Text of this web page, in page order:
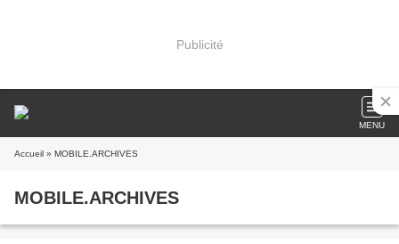
Publicité
MENU
Accueil » MOBILE.ARCHIVES
MOBILE.ARCHIVES